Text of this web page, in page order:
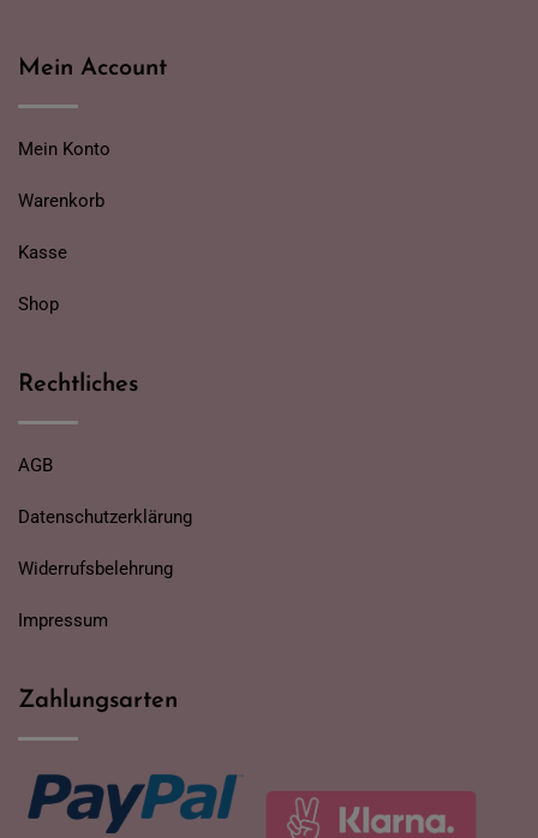
Mein Account
Mein Konto
Warenkorb
Kasse
Shop
Rechtliches
AGB
Datenschutzerklärung
Widerrufsbelehrung
Impressum
Zahlungsarten